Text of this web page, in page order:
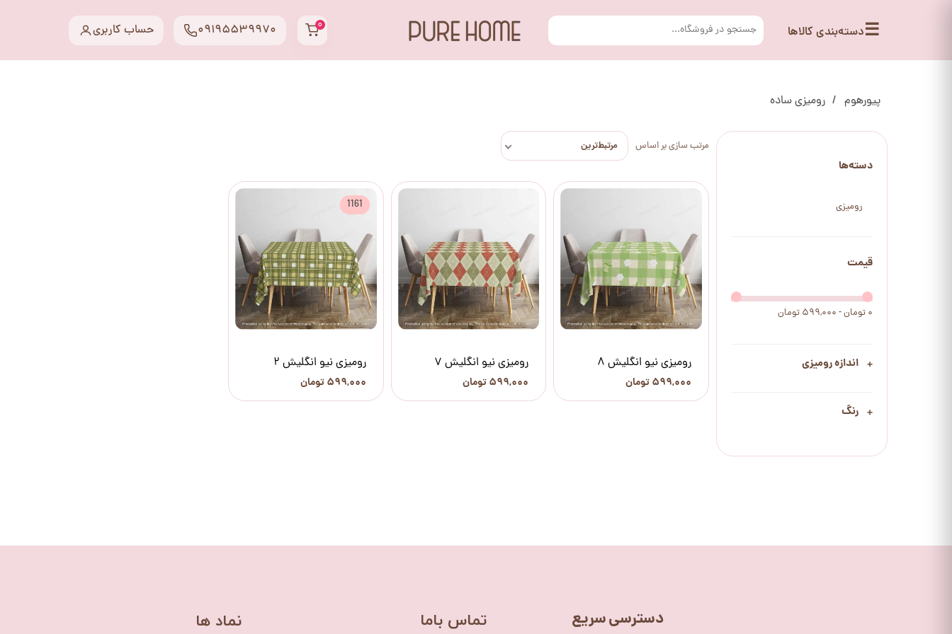
☰دسته‌بندی کالاها ۰ حساب کاربری 09195539970
پیورهوم رومیزی ساده
دسته‌ها
رومیزی
قیمت
۰ تومان - ۵۹۹,۰۰۰ تومان
اندازه رومیزی
رنگ
مرتب سازی بر اساس مرتبط‌ترین
رومیزی نیو انگلیش 8
۵۹۹,۰۰۰ تومان
رومیزی نیو انگلیش 7
۵۹۹,۰۰۰ تومان
رومیزی نیو انگلیش 2
۵۹۹,۰۰۰ تومان
1161
دسترسی سریع ​تماس باما ​نماد ها